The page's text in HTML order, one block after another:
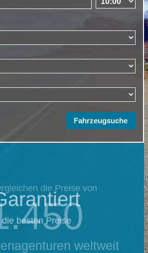
die Preise von
weltweit
die besten Preise